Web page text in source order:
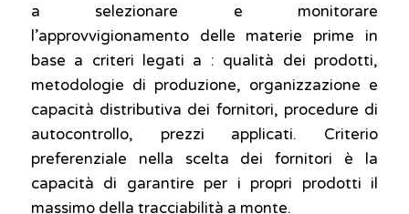
a selezionare e monitorare
l’approvvigionamento delle materie prime in
base a criteri legati a : qualità dei prodotti,
metodologie di produzione, organizzazione e
capacità distributiva dei fornitori, procedure di
autocontrollo, prezzi applicati. Criterio
preferenziale nella scelta dei fornitori è la
capacità di garantire per i propri prodotti il
massimo della tracciabilità a monte.